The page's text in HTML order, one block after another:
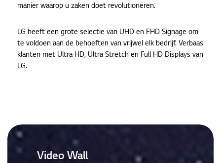
manier waarop u zaken doet revolutioneren.
LG heeft een grote selectie van UHD en FHD Signage om
te voldoen aan de behoeften van vrijwel elk bedrijf. Verbaas
klanten met Ultra HD, Ultra Stretch en Full HD Displays van
LG.
Video Wall